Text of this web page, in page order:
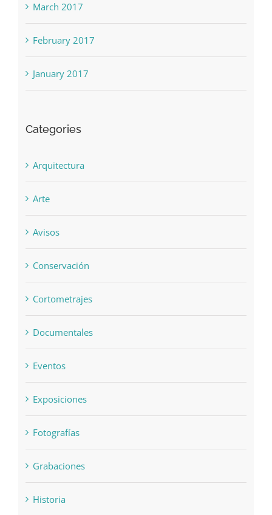
March 2017
February 2017
January 2017
Categories
Arquitectura
Arte
Avisos
Conservación
Cortometrajes
Documentales
Eventos
Exposiciones
Fotografías
Grabaciones
Historia